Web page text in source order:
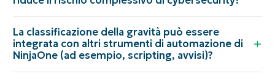
La classificazione della gravità può essere
integrata con altri strumenti di automazione di
NinjaOne (ad esempio, scripting, avvisi)?